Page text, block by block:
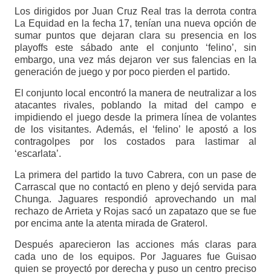
Los dirigidos por Juan Cruz Real tras la derrota contra
La Equidad en la fecha 17, tenían una nueva opción de
sumar puntos que dejaran clara su presencia en los
playoffs este sábado ante el conjunto ‘felino’, sin
embargo, una vez más dejaron ver sus falencias en la
generación de juego y por poco pierden el partido.
El conjunto local encontró la manera de neutralizar a los
atacantes rivales, poblando la mitad del campo e
impidiendo el juego desde la primera línea de volantes
de los visitantes. Además, el ‘felino’ le apostó a los
contragolpes por los costados para lastimar al
‘escarlata’.
La primera del partido la tuvo Cabrera, con un pase de
Carrascal que no contactó en pleno y dejó servida para
Chunga. Jaguares respondió aprovechando un mal
rechazo de Arrieta y Rojas sacó un zapatazo que se fue
por encima ante la atenta mirada de Graterol.
Después aparecieron las acciones más claras para
cada uno de los equipos. Por Jaguares fue Guisao
quien se proyectó por derecha y puso un centro preciso